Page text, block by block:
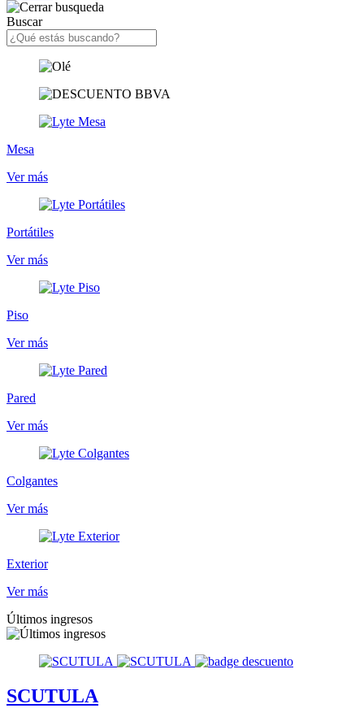
Buscar
Mesa
Ver más
Portátiles
Ver más
Piso
Ver más
Pared
Ver más
Colgantes
Ver más
Exterior
Ver más
Últimos ingresos
SCUTULA